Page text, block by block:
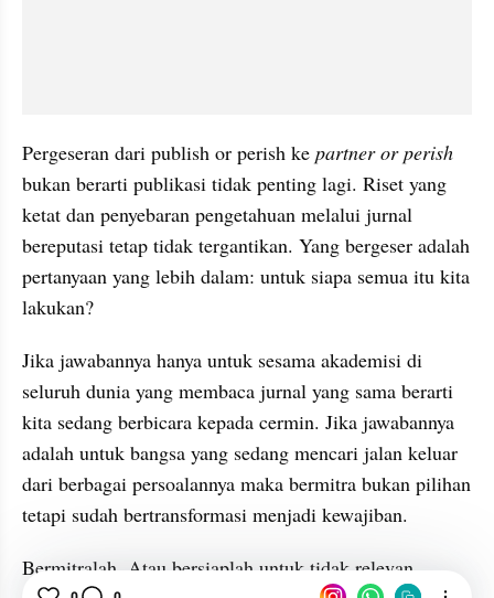
Pergeseran dari publish or perish ke partner or perish
bukan berarti publikasi tidak penting lagi. Riset yang
ketat dan penyebaran pengetahuan melalui jurnal
bereputasi tetap tidak tergantikan. Yang bergeser adalah
pertanyaan yang lebih dalam: untuk siapa semua itu kita
lakukan?
Jika jawabannya hanya untuk sesama akademisi di
seluruh dunia yang membaca jurnal yang sama berarti
kita sedang berbicara kepada cermin. Jika jawabannya
adalah untuk bangsa yang sedang mencari jalan keluar
dari berbagai persoalannya maka bermitra bukan pilihan
tetapi sudah bertransformasi menjadi kewajiban.
Bermitralah. Atau bersiaplah untuk tidak relevan.